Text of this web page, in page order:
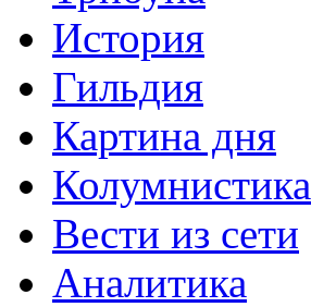
История
Гильдия
Картина дня
Колумнистика
Вести из сети
Аналитика